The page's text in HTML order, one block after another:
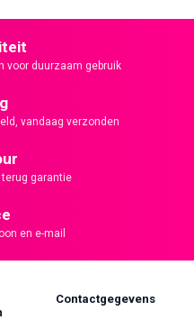
voor duurzaam gebruik
vandaag verzonden
terug garantie
en e-mail
Contactgegevens